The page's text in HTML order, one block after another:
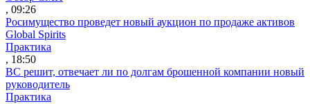
, 09:26
Росимущество проведет новый аукцион по продаже активов
Global Spirits
Практика
, 18:50
ВС решит, отвечает ли по долгам брошенной компании новый
руководитель
Практика